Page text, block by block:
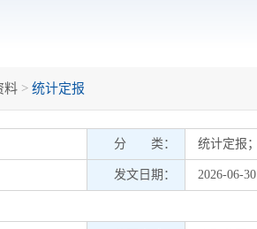
料 > 统计定报
分 类： 统计定报 ；
发文日期： 2026-06-30